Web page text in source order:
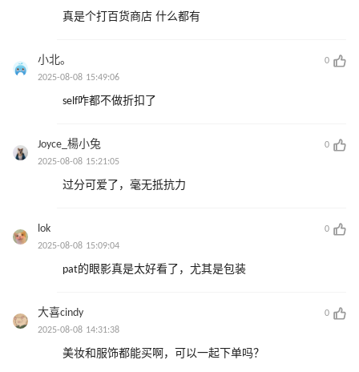
真是个打百货商店 什么都有
小北。
0
2025-08-08 15:49:06
self咋都不做折扣了
Joyce_楊小兔
0
2025-08-08 15:21:05
过分可爱了，毫无抵抗力
lok
0
2025-08-08 15:09:04
pat的眼影真是太好看了，尤其是包装
大喜cindy
0
2025-08-08 14:31:38
美妆和服饰都能买啊，可以一起下单吗？